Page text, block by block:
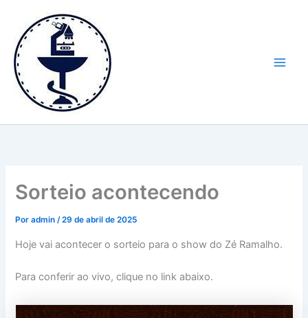
conteúdo
Sorteio acontecendo
Poradmin/29 de abril de 2025
Hoje vai acontecer o sorteio para o show do Zé Ramalho.
Para conferir ao vivo, clique no link abaixo.